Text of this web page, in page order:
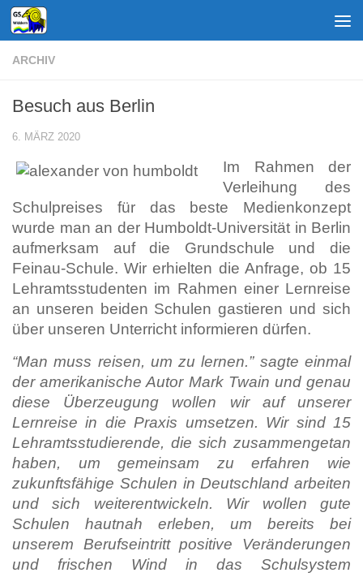
Zum Inhalt springen
ARCHIV
Besuch aus Berlin
6. MÄRZ 2020
Im Rahmen der
Verleihung des
Schulpreises für das beste Medienkonzept
wurde man an der Humboldt-Universität in Berlin
aufmerksam auf die Grundschule und die
Feinau-Schule. Wir erhielten die Anfrage, ob 15
Lehramtsstudenten im Rahmen einer Lernreise
an unseren beiden Schulen gastieren und sich
über unseren Unterricht informieren dürfen.
“Man muss reisen, um zu lernen.” sagte einmal
der amerikanische Autor Mark Twain und genau
diese Überzeugung wollen wir auf unserer
Lernreise in die Praxis umsetzen. Wir sind 15
Lehramtsstudierende, die sich zusammengetan
haben, um gemeinsam zu erfahren wie
zukunftsfähige Schulen in Deutschland arbeiten
und sich weiterentwickeln. Wir wollen gute
Schulen hautnah erleben, um bereits bei
unserem Berufseintritt positive Veränderungen
und frischen Wind in das Schulsystem